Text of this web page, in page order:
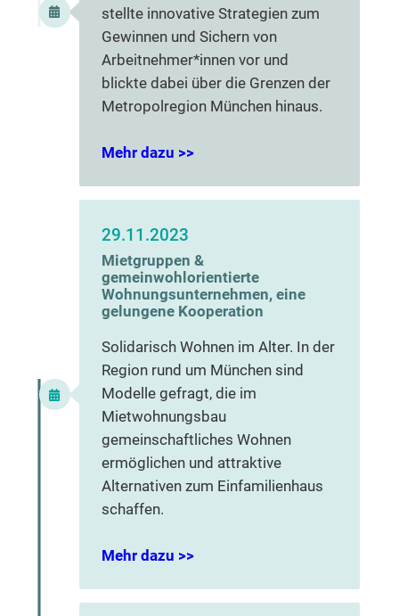
stellte innovative Strategien zum
Gewinnen und Sichern von
Arbeitnehmer*innen vor und
blickte dabei über die Grenzen der
Metropolregion München hinaus.
Mehr dazu >>
29.11.2023
Mietgruppen &
gemeinwohlorientierte
Wohnungsunternehmen, eine
gelungene Kooperation
Solidarisch Wohnen im Alter. In der
Region rund um München sind
Modelle gefragt, die im
Mietwohnungsbau
gemeinschaftliches Wohnen
ermöglichen und attraktive
Alternativen zum Einfamilienhaus
schaffen.
Mehr dazu >>